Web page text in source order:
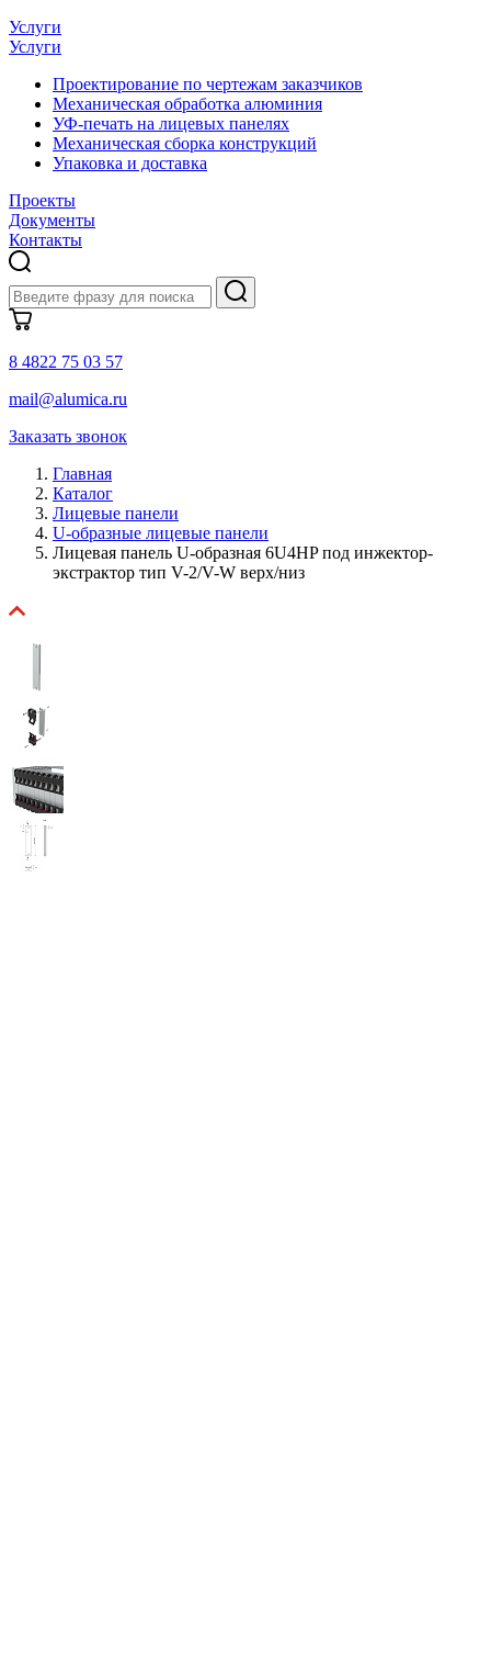
Услуги
Услуги
Проектирование по чертежам заказчиков
Механическая обработка алюминия
УФ-печать на лицевых панелях
Механическая сборка конструкций
Упаковка и доставка
Проекты
Документы
Контакты
8 4822 75 03 57
mail@alumica.ru
Заказать звонок
Главная
Каталог
Лицевые панели
U-образные лицевые панели
Лицевая панель U-образная 6U4HP под инжектор-
экстрактор тип V-2/V-W верх/низ